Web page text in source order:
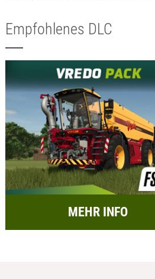
Empfohlenes DLC
MEHR INFO